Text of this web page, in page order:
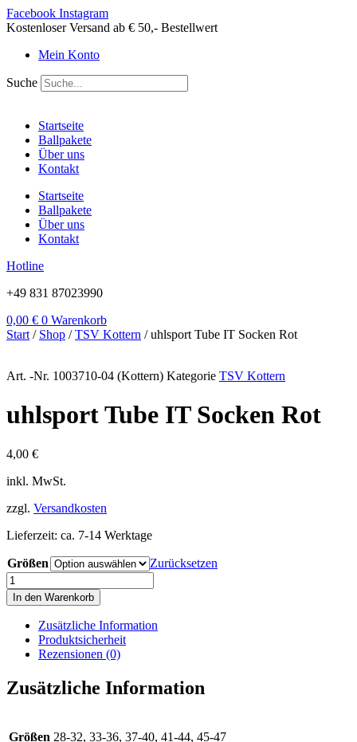
Zum
Inhalt
Facebook Instagram
Kostenloser Versand ab € 50,- Bestellwert
Mein Konto
Suche
Startseite
Ballpakete
Über uns
Kontakt
Startseite
Ballpakete
Über uns
Kontakt
Hotline
+49 831 87023990
0,00 € 0 Warenkorb
Start / Shop /TSV Kottern / uhlsport Tube IT Socken Rot
Art. -Nr. 1003710-04 (Kottern) Kategorie TSV Kottern
uhlsport Tube IT Socken Rot
4,00 €
inkl. MwSt.
zzgl. Versandkosten
Lieferzeit: ca. 7-14 Werktage
Größen
Zurücksetzen
uhlsport
Tube
IT
Socken
Menge
In den Warenkorb
Zusätzliche Information
Produktsicherheit
Rezensionen (0)
Zusätzliche Information
Größen 28-32, 33-36, 37-40, 41-44, 45-47